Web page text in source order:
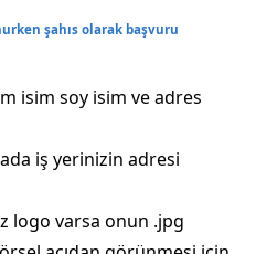
şahıs olarak başvuru
isim soy isim ve adres
iş yerinizin adresi
logo varsa onun .jpg